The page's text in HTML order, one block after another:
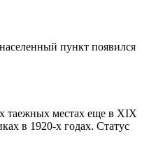
пункт появился
таежных местах еще в XIX
в 1920-х годах. Статус